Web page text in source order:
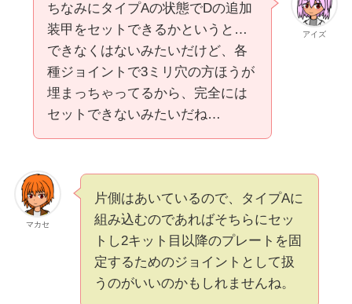
アイズ
ちなみにタイプAの状態でDの追加
装甲をセットできるかというと…
できなくはないみたいだけど、各
種ジョイントで3ミリ穴の方ほうが
埋まっちゃってるから、完全には
セットできないみたいだね…
マカセ
片側はあいているので、タイプAに
組み込むのであればそちらにセッ
トし2キット目以降のプレートを固
定するためのジョイントとして扱
うのがいいのかもしれませんね。